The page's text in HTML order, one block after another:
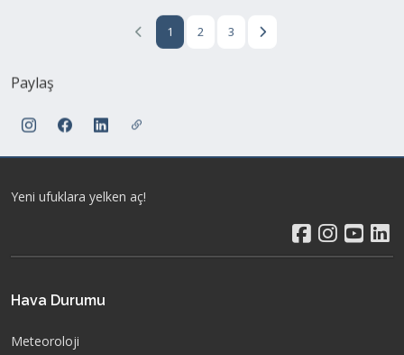
1 2 3
Paylaş
Yeni ufuklara yelken aç!
Hava Durumu
Meteoroloji